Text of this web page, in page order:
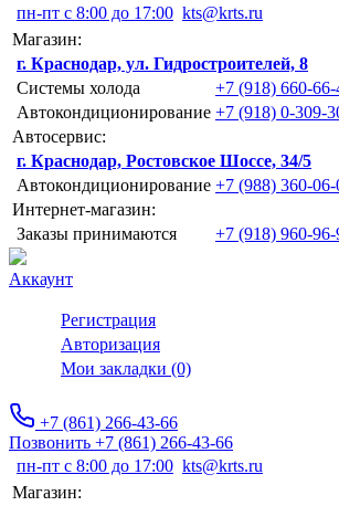
пн-пт с 8:00 до 17:00 kts@krts.ru
Магазин:
г. Краснодар, ул. Гидростроителей, 8
Системы холода
+7 (918) 660-66-
Автокондиционирование +7 (918) 0-309-
Автосервис:
г. Краснодар, Ростовское Шоссе, 34/5
Автокондиционирование +7 (988) 360-06-
Интернет-магазин:
Заказы принимаются
+7 (918) 960-96-
Аккаунт
Регистрация
Авторизация
Мои закладки (0)
+7 (861) 266-43-66
Позвонить +7 (861) 266-43-66
пн-пт с 8:00 до 17:00 kts@krts.ru
Магазин: